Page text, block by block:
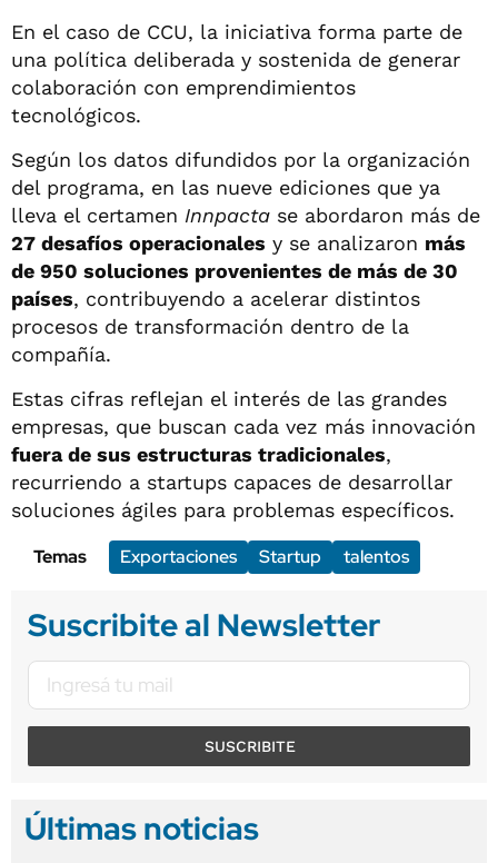
En el caso de CCU, la iniciativa forma parte de
una política deliberada y sostenida de generar
colaboración con emprendimientos
tecnológicos.
Según los datos difundidos por la organización
del programa, en las nueve ediciones que ya
lleva el certamen Innpacta se abordaron más de
27 desafíos operacionales y se analizaron más
de 950 soluciones provenientes de más de 30
países, contribuyendo a acelerar distintos
procesos de transformación dentro de la
compañía.
Estas cifras reflejan el interés de las grandes
empresas, que buscan cada vez más innovación
fuera de sus estructuras tradicionales,
recurriendo a startups capaces de desarrollar
soluciones ágiles para problemas específicos.
Temas
Exportaciones Startup talentos
Suscribite al Newsletter
SUSCRIBITE
Últimas noticias